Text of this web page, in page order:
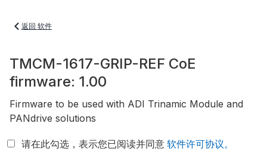
返回 软件
TMCM-1617-GRIP-REF CoE
firmware: 1.00
Firmware to be used with ADI Trinamic Module and
PANdrive solutions
请在此勾选，表示您已阅读并同意软件许可协议。